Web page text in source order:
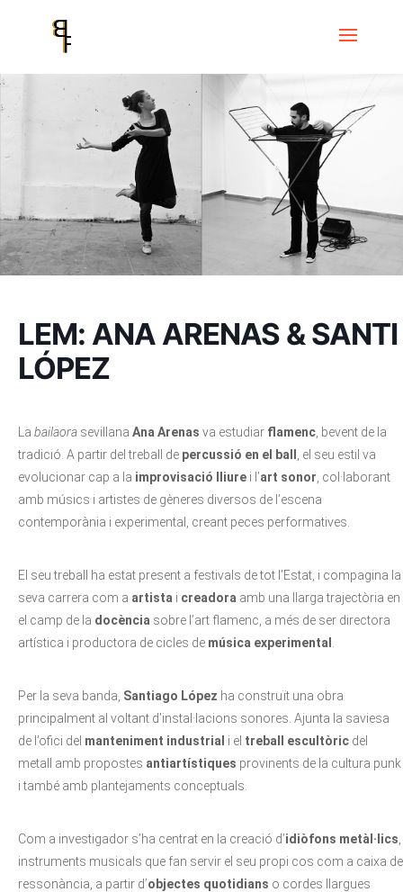
Events LEM: ANA ARENAS & SANTI LÓPEZ
LEM: ANA ARENAS & SANTI
LÓPEZ
La bailaora sevillana Ana Arenas va estudiar flamenc , bevent de la
tradició. A partir del treball de percussió en el ball
, el seu estil va
evolucionar cap a la improvisació lliure i l’art sonor , col·laborant
amb músics i artistes de gèneres diversos de l’escena
contemporània i experimental, creant peces performatives.
El seu treball ha estat present a festivals de tot l’Estat, i compagina la
seva carrera com a artista i creadora amb una llarga trajectòria en
el camp de la docència sobre l’art flamenc, a més de ser directora
artística i productora de cicles de música experimental
Per la seva banda, Santiago López ha construït una obra
principalment al voltant d’instal·lacions sonores. Ajunta la saviesa
de l’ofici del manteniment industrial i el treball escultòric del
metall amb propostes antiartístiques provinents de la cultura punk
i també amb plantejaments conceptuals.
Com a investigador s’ha centrat en la creació d’idiòfons metàl·lics
instruments musicals que fan servir el seu propi cos com a caixa de
ressonància, a partir d’objectes quotidians o cordes llargues